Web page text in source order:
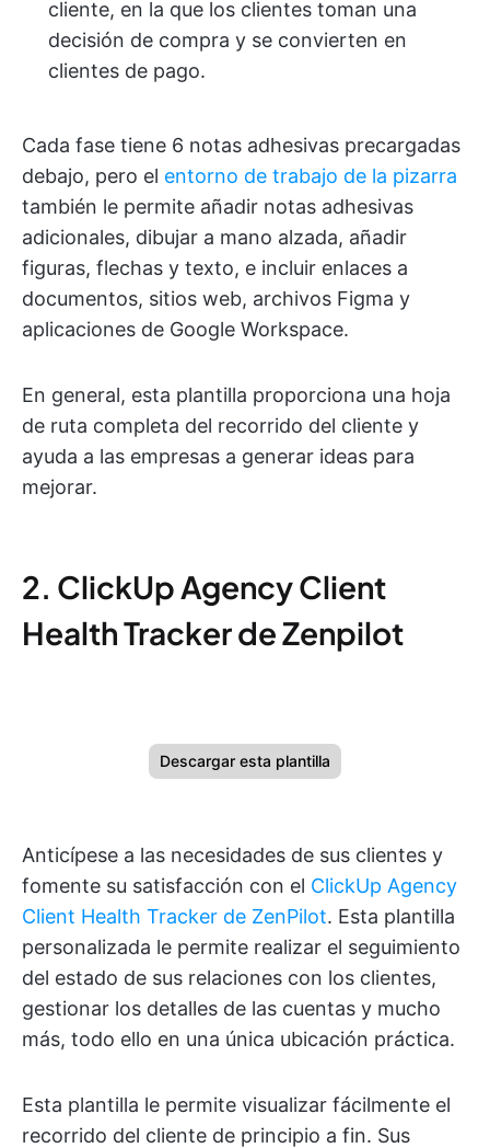
cliente, en la que los clientes toman una
decisión de compra y se convierten en
clientes de pago.
Cada fase tiene 6 notas adhesivas precargadas
debajo, pero el entorno de trabajo de la pizarra
también le permite añadir notas adhesivas
adicionales, dibujar a mano alzada, añadir
figuras, flechas y texto, e incluir enlaces a
documentos, sitios web, archivos Figma y
aplicaciones de Google Workspace.
En general, esta plantilla proporciona una hoja
de ruta completa del recorrido del cliente y
ayuda a las empresas a generar ideas para
mejorar.
2. ClickUp Agency Client
Health Tracker de Zenpilot
Descargar esta plantilla
Anticípese a las necesidades de sus clientes y
fomente su satisfacción con el ClickUp Agency
Client Health Tracker de ZenPilot. Esta plantilla
personalizada le permite realizar el seguimiento
del estado de sus relaciones con los clientes,
gestionar los detalles de las cuentas y mucho
más, todo ello en una única ubicación práctica.
Esta plantilla le permite visualizar fácilmente el
recorrido del cliente de principio a fin. Sus